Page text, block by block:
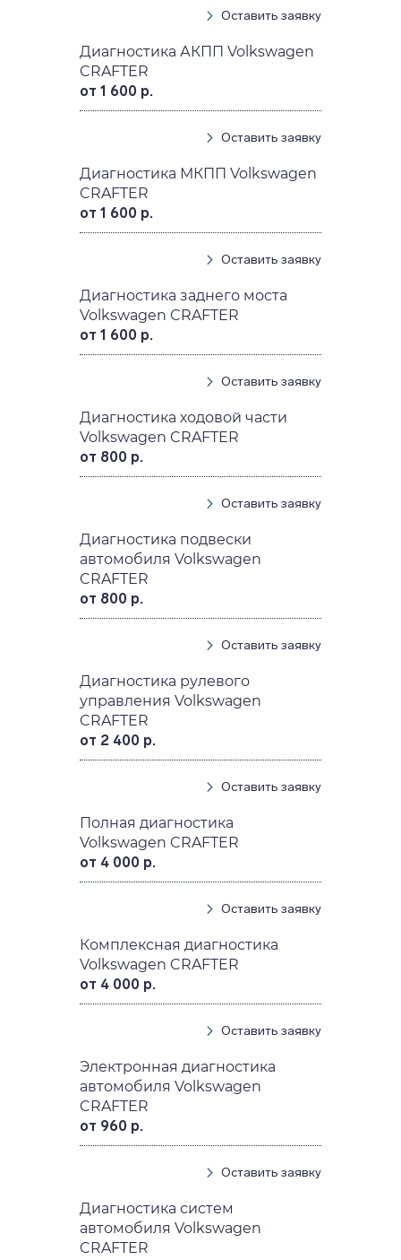
Оставить заявку
Диагностика АКПП Volkswagen
CRAFTER
от 1 600 р.
Оставить заявку
Диагностика МКПП Volkswagen
CRAFTER
от 1 600 р.
Оставить заявку
Диагностика заднего моста
Volkswagen CRAFTER
от 1 600 р.
Оставить заявку
Диагностика ходовой части
Volkswagen CRAFTER
от 800 р.
Оставить заявку
Диагностика подвески
автомобиля Volkswagen
CRAFTER
от 800 р.
Оставить заявку
Диагностика рулевого
управления Volkswagen
CRAFTER
от 2 400 р.
Оставить заявку
Полная диагностика
Volkswagen CRAFTER
от 4 000 р.
Оставить заявку
Комплексная диагностика
Volkswagen CRAFTER
от 4 000 р.
Оставить заявку
Электронная диагностика
автомобиля Volkswagen
CRAFTER
от 960 р.
Оставить заявку
Диагностика систем
автомобиля Volkswagen
CRAFTER